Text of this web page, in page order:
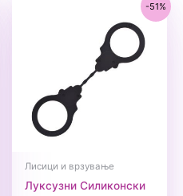
-51%
Лисици и врзување
Луксузни Силиконски